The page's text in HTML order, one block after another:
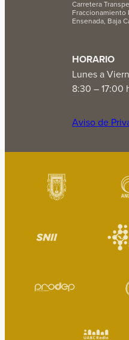
Carretera
Fraccionamiento
Ensenada, Baja
HORARIO
Lunes a
8:30 – 17:00
Aviso de